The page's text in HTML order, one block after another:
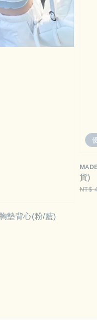
墊背心(粉/藍)
貨)
NT$